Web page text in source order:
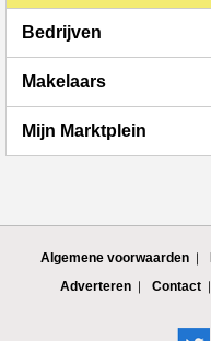
Bedrijven
Makelaars
Mijn Marktplein
Algemene voorwaarden
Adverteren
Contact